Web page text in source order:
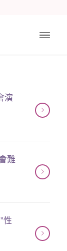
演
難
性